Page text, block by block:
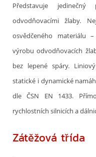
Představuje
odvodňovacími žlaby.
osvědčeného materiálu
výrobu odvodňovacích
bez lepené spáry.
statické i dynamické
dle ČSN EN 1433.
rychlostních silnicích a
Zátěžová třída